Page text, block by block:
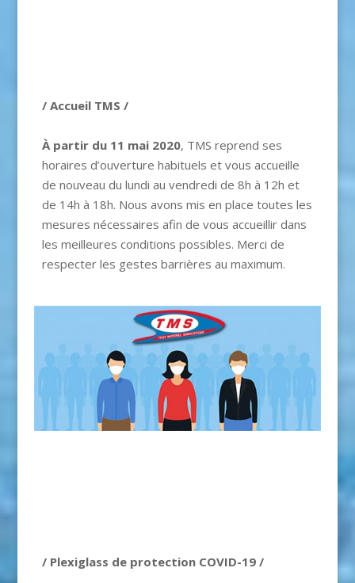
/ Accueil TMS /
À partir du 11 mai 2020, TMS reprend ses
horaires d’ouverture habituels et vous accueille
de nouveau du lundi au vendredi de 8h à 12h et
de 14h à 18h. Nous avons mis en place toutes les
mesures nécessaires afin de vous accueillir dans
les meilleures conditions possibles. Merci de
respecter les gestes barrières au maximum.
/ Plexiglass de protection COVID-19 /